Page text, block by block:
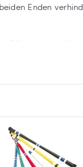
Enden
ansässige